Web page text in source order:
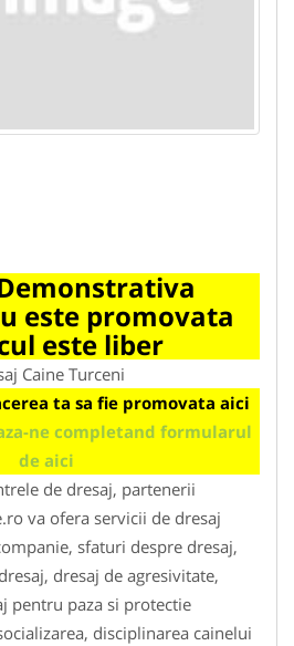
este promovata
este liber
Caine Turceni
ta sa fie promovata aici
ne completand formularul
de aici
de dresaj, partenerii
va ofera servicii de dresaj
sfaturi despre dresaj,
dresaj de agresivitate,
pentru paza si protectie
disciplinarea cainelui